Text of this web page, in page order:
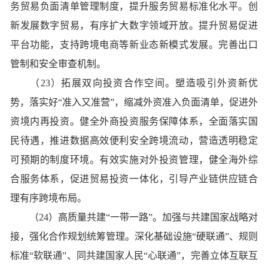
务贸易负面清单管理制度，提升服务贸易标准化水平。创
新发展数字贸易，有序扩大数字领域开放。提升贸易促进
平台功能，支持跨境电商等新业态新模式发展。完善出口
管制和安全审查机制。
（23）拓展双向投资合作空间。塑造吸引外资新优
势，落实好“准入又准营”，缩减外资准入负面清单，促进外
资境内再投资。健全外商投资服务保障体系，全面落实国
民待遇，推进数据高效便利安全跨境流动，营造透明稳定
可预期的制度环境。有效实施对外投资管理，健全海外综
合服务体系，促进贸易投资一体化，引导产业链供应链合
理有序跨境布局。
（24）高质量共建“一带一路”。加强与共建国家战略对
接，强化合作规划统筹管理。深化基础设施“硬联通”、规则
标准“软联通”、同共建国家人民“心联通”，完善立体互联互